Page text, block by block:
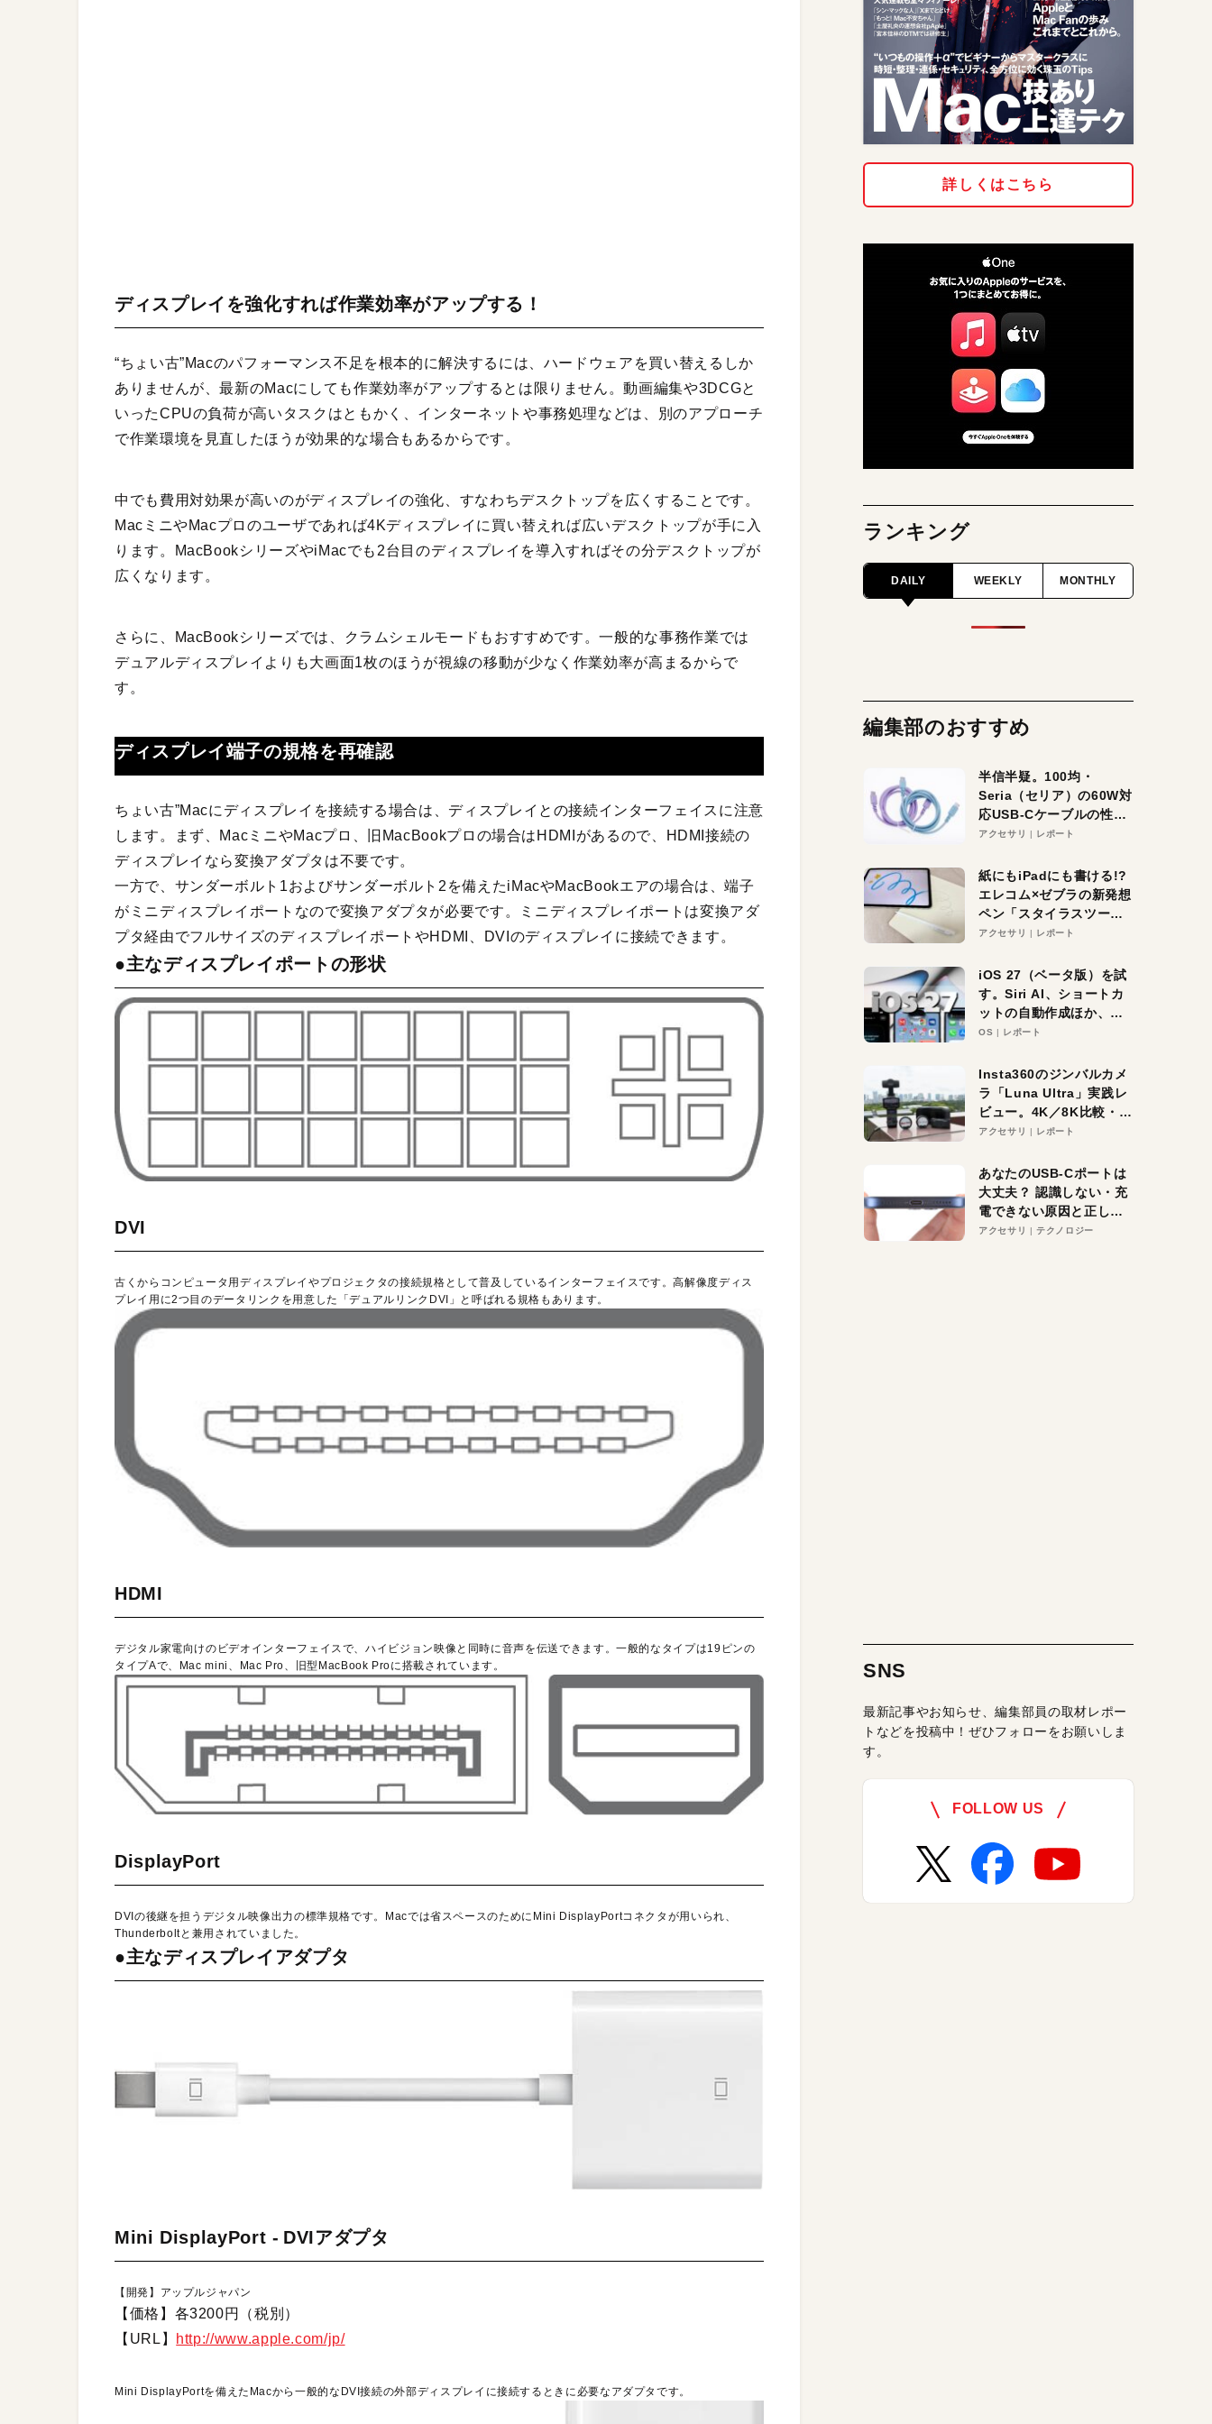
ディスプレイを強化すれば作業効率がアップする！
“ちょい古”Macのパフォーマンス不足を根本的に解決するには、ハードウェアを買い替えるしか
ありませんが、最新のMacにしても作業効率がアップするとは限りません。動画編集や3DCGと
いったCPUの負荷が高いタスクはともかく、インターネットや事務処理などは、別のアプローチ
で作業環境を見直したほうが効果的な場合もあるからです。
中でも費用対効果が高いのがディスプレイの強化、すなわちデスクトップを広くすることです。
MacミニやMacプロのユーザであれば4Kディスプレイに買い替えれば広いデスクトップが手に入
ります。MacBookシリーズやiMacでも2台目のディスプレイを導入すればその分デスクトップが
広くなります。
さらに、MacBookシリーズでは、クラムシェルモードもおすすめです。一般的な事務作業では
デュアルディスプレイよりも大画面1枚のほうが視線の移動が少なく作業効率が高まるからで
す。
ディスプレイ端子の規格を再確認
ちょい古”Macにディスプレイを接続する場合は、ディスプレイとの接続インターフェイスに注意
します。まず、MacミニやMacプロ、旧MacBookプロの場合はHDMIがあるので、HDMI接続の
ディスプレイなら変換アダプタは不要です。
一方で、サンダーボルト1およびサンダーボルト2を備えたiMacやMacBookエアの場合は、端子
がミニディスプレイポートなので変換アダプタが必要です。ミニディスプレイポートは変換アダ
プタ経由でフルサイズのディスプレイポートやHDMI、DVIのディスプレイに接続できます。
●主なディスプレイポートの形状
DVI
古くからコンピュータ用ディスプレイやプロジェクタの接続規格として普及しているインターフェイスです。高解像度ディス
プレイ用に2つ目のデータリンクを用意した「デュアルリンクDVI」と呼ばれる規格もあります。
HDMI
デジタル家電向けのビデオインターフェイスで、ハイビジョン映像と同時に音声を伝送できます。一般的なタイプは19ピンの
タイプAで、Mac mini、Mac Pro、旧型MacBook Proに搭載されています。
DisplayPort
DVIの後継を担うデジタル映像出力の標準規格です。Macでは省スペースのためにMini DisplayPortコネクタが用いられ、
Thunderboltと兼用されていました。
●主なディスプレイアダプタ
Mini DisplayPort - DVIアダプタ
【開発】アップルジャパン
【価格】各3200円（税別）
【URL】
http://www.apple.com/jp/
Mini DisplayPortを備えたMacから一般的なDVI接続の外部ディスプレイに接続するときに必要なアダプタです。
詳しくはこちら
ランキング
DAILY WEEKLY MONTHLY
編集部のおすすめ
半信半疑。100均・
Seria（セリア）の60W対
応USB-Cケーブルの性能
を検証。超コスパの1本を
アクセサリ レポート
紙にもiPadにも書ける!?
エレコム×ゼブラの新発想
ペン「スタイラスツーウ
ェイ」レビュー。持ち替
アクセサリ レポート
iOS 27（ベータ版）を試
す。Siri AI、ショートカ
ットの自動作成ほか、期
待大の便利機能5選。
る未来はすぐそこ！
OS レポート
Insta360のジンバルカメ
ラ「Luna Ultra」実践レ
ビュー。4K／8K比較・ズ
ーム・夜間撮影をチェッ
アクセサリ レポート
あなたのUSB-Cポートは
大丈夫？ 認識しない・充
電できない原因と正しい
対策
アクセサリ テクノロジー
SNS
最新記事やお知らせ、編集部員の取材レポー
トなどを投稿中！ぜひフォローをお願いしま
す。
FOLLOW US